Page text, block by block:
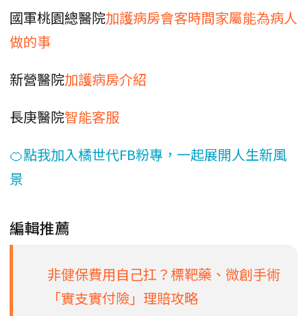
國軍桃園總醫院加護病房會客時間家屬能為病人
做的事
新營醫院加護病房介紹
長庚醫院智能客服
🍊點我加入橘世代FB粉專，一起展開人生新風
景
編輯推薦
非健保費用自己扛？標靶藥、微創手術
「實支實付險」理賠攻略